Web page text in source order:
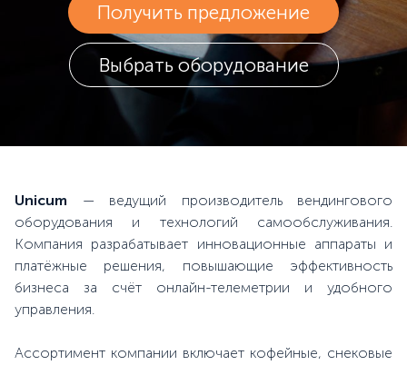
Получить предложение
Выбрать оборудование
Unicum — ведущий производитель вендингового
оборудования и технологий самообслуживания.
Компания разрабатывает инновационные аппараты и
платёжные решения, повышающие эффективность
бизнеса за счёт онлайн-телеметрии и удобного
управления.
Ассортимент компании включает кофейные, снековые